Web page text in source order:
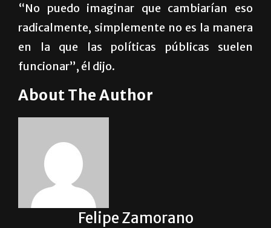
“No puedo imaginar que cambiarían eso
radicalmente, simplemente no es la manera
en la que las políticas públicas suelen
funcionar”, él dijo.
About The Author
Felipe Zamorano